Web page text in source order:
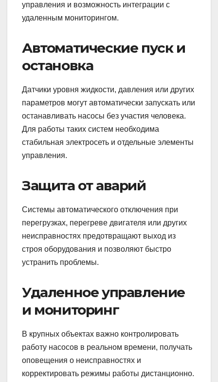
управления и возможность интеграции с
удаленным мониторингом.
Автоматические пуск и
остановка
Датчики уровня жидкости, давления или других
параметров могут автоматически запускать или
останавливать насосы без участия человека.
Для работы таких систем необходима
стабильная электросеть и отдельные элементы
управления.
Защита от аварий
Системы автоматического отключения при
перегрузках, перегреве двигателя или других
неисправностях предотвращают выход из
строя оборудования и позволяют быстро
устранить проблемы.
Удаленное управление
и мониторинг
В крупных объектах важно контролировать
работу насосов в реальном времени, получать
оповещения о неисправностях и
корректировать режимы работы дистанционно.